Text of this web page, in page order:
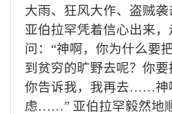
大雨、狂风大作、盗贼
亚伯拉罕凭着信心出来
问：“神啊，你为什么要
到贫穷的旷野去呢？你要
你告诉我，我再去……神
虑……” 亚伯拉罕毅然地